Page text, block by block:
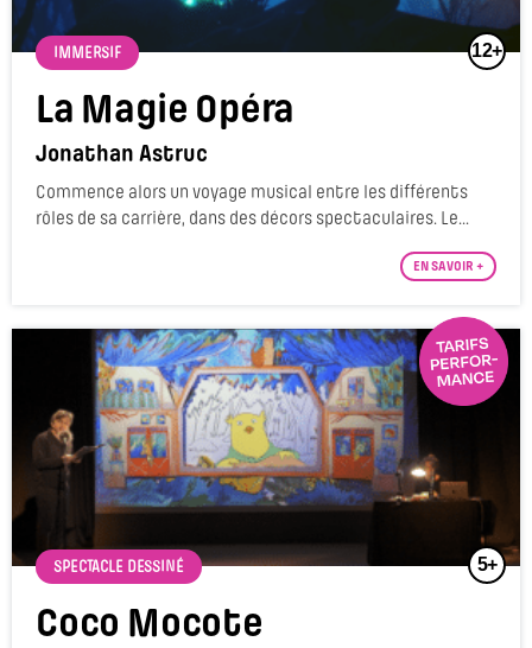
12+
IMMERSIF
La Magie Opéra
Jonathan Astruc
Commence alors un voyage musical entre les différents
rôles de sa carrière, dans des décors spectaculaires. Le...
EN SAVOIR +
5+
SPECTACLE DESSINÉ
Coco Mocote